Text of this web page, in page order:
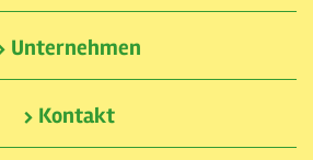
Unternehmen
Kontakt